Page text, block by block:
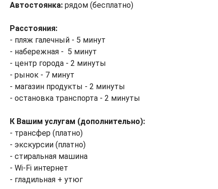
Автостоянка: рядом (бесплатно)
Расстояния:
- пляж галечный - 5 минут
- набережная - 5 минут
- центр города - 2 минуты
- рынок - 7 минут
- магазин продукты - 2 минуты
- остановка транспорта - 2 минуты
К Вашим услугам (дополнительно):
- трансфер (платно)
- экскурсии (платно)
- стиральная машина
- Wi-Fi интернет
- гладильная + утюг